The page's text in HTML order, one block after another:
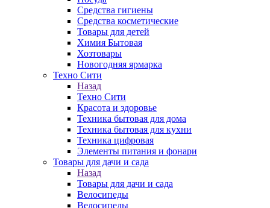
Средства гигиены
Средства косметические
Товары для детей
Химия Бытовая
Хозтовары
Новогодняя ярмарка
Техно Сити
Назад
Техно Сити
Красота и здоровье
Техника бытовая для дома
Техника бытовая для кухни
Техника цифровая
Элементы питания и фонари
Товары для дачи и сада
Назад
Товары для дачи и сада
Велосипеды
Велосипеды